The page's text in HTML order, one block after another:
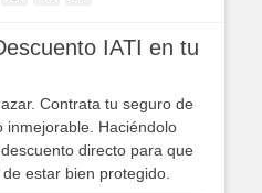
IATI en tu
Contrata tu seguro de
inmejorable. Haciéndolo
directo para que
estar bien protegido.